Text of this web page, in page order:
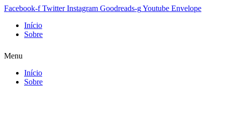
Facebook-f Twitter Instagram Goodreads-gYoutube Envelope
Início
Sobre
Menu
Início
Sobre